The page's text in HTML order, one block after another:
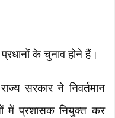
के चुनाव होने हैं।
सरकार ने निवर्तमान
में प्रशासक नियुक्त कर